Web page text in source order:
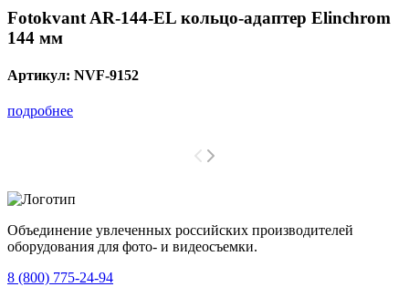
Fotokvant AR-144-EL кольцо-адаптер Elinchrom
144 мм
Артикул: NVF-9152
подробнее
Объединение увлеченных российских производителей
оборудования для фото- и видеосъемки.
8 (800) 775-24-94